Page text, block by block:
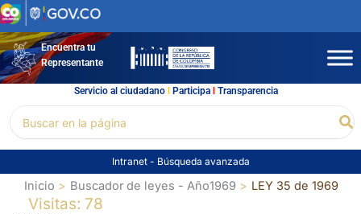
Ir
al
contenidoEncuentra tu
Representante
Servicio al ciudadano l Participal Transparencia
por:
Intranet - Búsqueda avanzada
Inicio Buscador de leyes - Año1969 LEY 35 de 1969
Visitas: 78